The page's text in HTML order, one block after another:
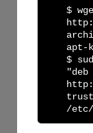
$
apt-
$
"deb
/